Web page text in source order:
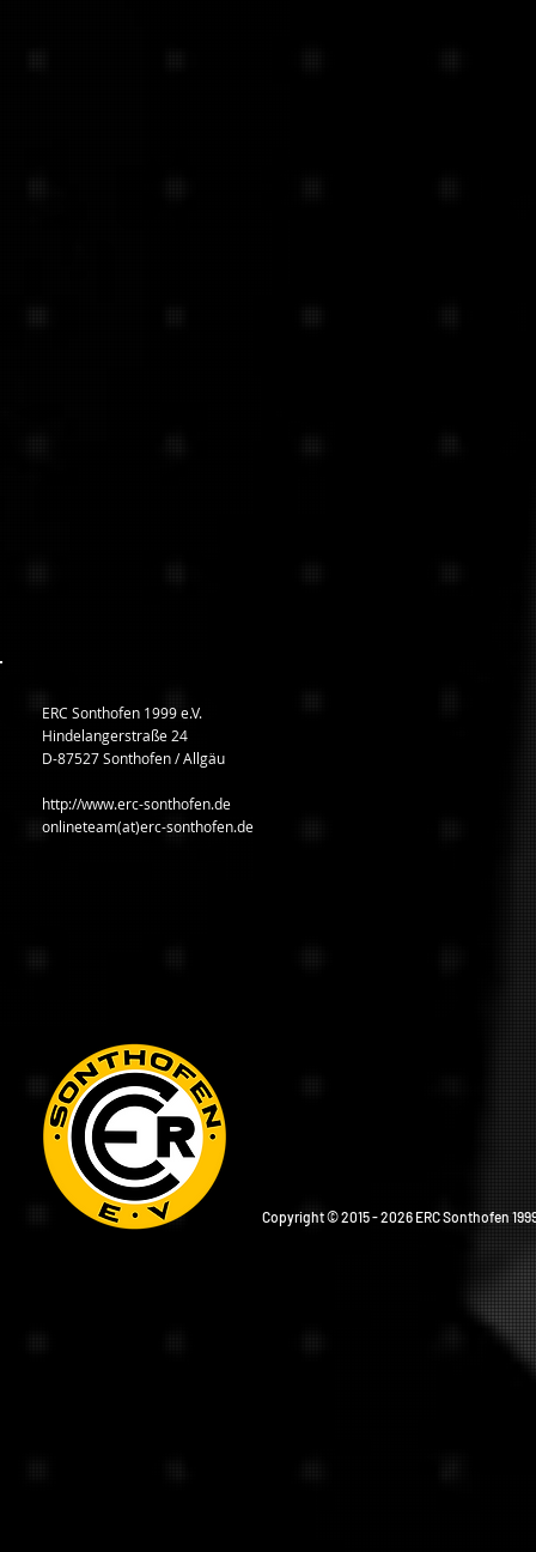
ERC Sonthofen 1999 e.V.
Hindelangerstraße 24
D-87527 Sonthofen / Allgäu
http://www.erc-sonthofen.de
onlineteam(at)erc-sonthofen.de
Copyright © 2015 - 2026 ERC Sonthofen